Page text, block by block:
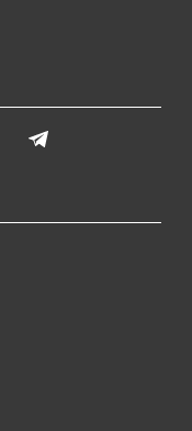
LinkedIn